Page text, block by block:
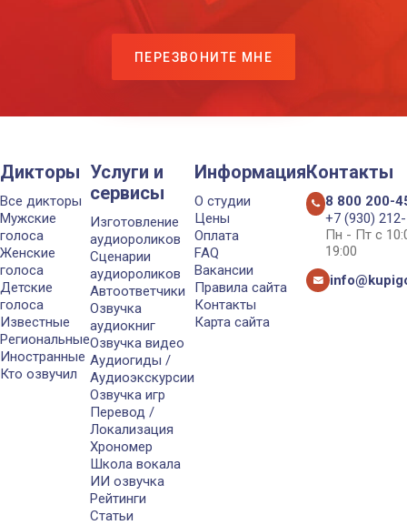
ПЕРЕЗВОНИТЕ МНЕ
Дикторы
Все дикторы
Мужские
голоса
Женские
голоса
Детские
голоса
Известные
Региональные
Иностранные
Кто озвучил
Услуги и
сервисы
Изготовление
аудиороликов
Сценарии
аудиороликов
Автоответчики
Озвучка
аудиокниг
Озвучка видео
Аудиогиды /
Аудиоэкскурсии
Озвучка игр
Перевод /
Локализация
Хрономер
Школа вокала
ИИ озвучка
Рейтинги
Статьи
Информация
О студии
Цены
Оплата
FAQ
Вакансии
Правила сайта
Контакты
Карта сайта
Контакты
8 800 200-
+7 (930)
Пн - Пт с
19:00